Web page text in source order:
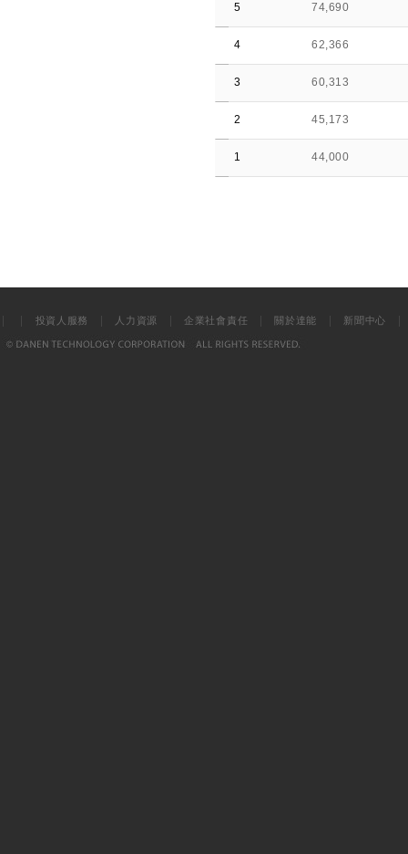
5 74,690
4 62,366
3 60,313
2 45,173
1 44,000
投資人服務 人力資源 |企業社會責任 關於達能 新聞中心